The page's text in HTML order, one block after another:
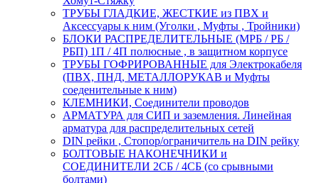
ТРУБЫ ГЛАДКИЕ, ЖЕСТКИЕ из ПВХ и
Аксессуары к ним (Уголки , Муфты , Тройники)
БЛОКИ РАСПРЕДЕЛИТЕЛЬНЫЕ (МРБ / РБ /
РБП) 1П / 4П полюсные , в защитном корпусе
ТРУБЫ ГОФРИРОВАННЫЕ для Электрокабеля
(ПВХ, ПНД, МЕТАЛЛОРУКАВ и Муфты
соеденительные к ним)
КЛЕМНИКИ, Соединители проводов
АРМАТУРА для СИП и заземления. Линейная
арматура для распределительных сетей
DIN рейки , Стопор/ограничитель на DIN рейку
БОЛТОВЫЕ НАКОНЕЧНИКИ и
СОЕДИНИТЕЛИ 2СБ / 4СБ (со срывными
болтами)